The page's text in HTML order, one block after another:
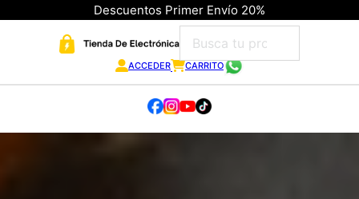
Descuentos Primer Envío 20%
ACCEDER CARRITO